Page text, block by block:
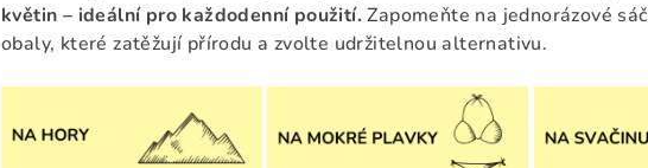
květin – ideální pro každodenní použití. Zapomeňte na jednorázové
obaly, které zatěžují přírodu a zvolte udržitelnou alternativu.